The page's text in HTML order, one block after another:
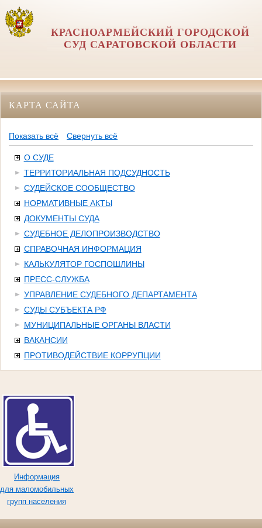
КРАСНОАРМЕЙСКИЙ ГОРОДСКОЙ
СУД САРАТОВСКОЙ ОБЛАСТИ
КАРТА САЙТА
Показать всё Свернуть всё
О СУДЕ
ТЕРРИТОРИАЛЬНАЯ ПОДСУДНОСТЬ
СУДЕЙСКОЕ СООБЩЕСТВО
НОРМАТИВНЫЕ АКТЫ
ДОКУМЕНТЫ СУДА
СУДЕБНОЕ ДЕЛОПРОИЗВОДСТВО
СПРАВОЧНАЯ ИНФОРМАЦИЯ
КАЛЬКУЛЯТОР ГОСПОШЛИНЫ
ПРЕСС-СЛУЖБА
УПРАВЛЕНИЕ СУДЕБНОГО ДЕПАРТАМЕНТА
СУДЫ СУБЪЕКТА РФ
МУНИЦИПАЛЬНЫЕ ОРГАНЫ ВЛАСТИ
ВАКАНСИИ
ПРОТИВОДЕЙСТВИЕ КОРРУПЦИИ
Информация
для маломобильных
групп населения